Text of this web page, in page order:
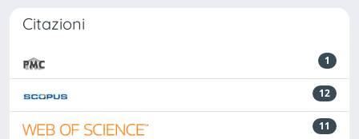
Citazioni
1
12
11